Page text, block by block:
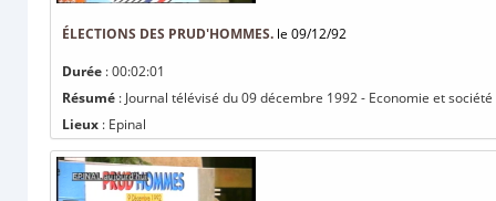
ÉLECTIONS DES PRUD'HOMMES. le 09/12/92
Durée : 00:02:01
Résumé : Journal télévisé du 09 décembre 1992 - Economie et
Lieux : Epinal